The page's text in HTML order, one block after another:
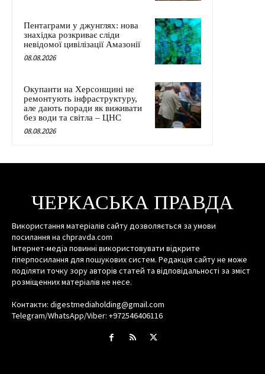
Пентаграми у джунглях: нова
знахідка розкриває сліди
невідомої цивілізації Амазонії
08.08.2026
Окупанти на Херсонщині не
ремонтують інфраструктуру,
але дають поради як виживати
без води та світла – ЦНС
08.08.2026
ЧЕРКАСЬКА ПРАВДА
Використання матеріалів сайту дозволяється за умови
посилання на chpravda.com
Інтернет-медіа повинні використовувати відкрите
гіперпосилання для пошукових систем. Редакція сайту не може
поділяти точку зору авторів статей та відповідальності за зміст
розміщенних матеріалів не несе.
Контакти: digestmediaholding@gmail.com
Telegram/WhatsApp/Viber: +972546406116